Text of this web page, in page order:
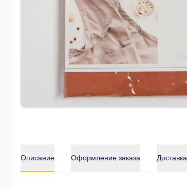
Описание Оформление заказа Доставка